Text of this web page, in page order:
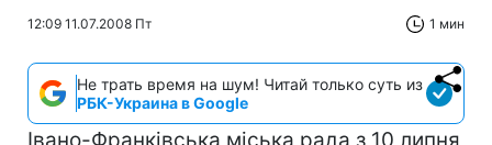
12:09 11.07.2008 Пт 1 мин
Не трать время на шум! Читай только суть из
РБК-Украина в Google